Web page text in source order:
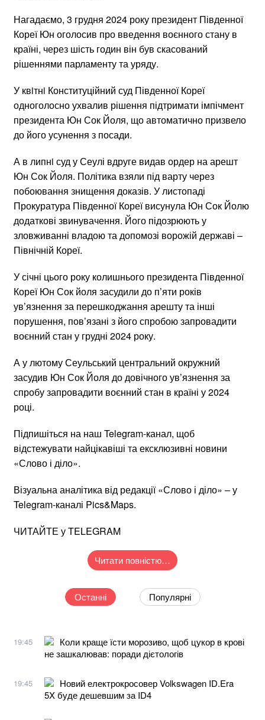
Нагадаємо, 3 грудня 2024 року президент Південної
Кореї Юн оголосив про введення воєнного стану в
країні, через шість годин він був скасований
рішеннями парламенту та уряду.
У квiтнi Конституційний суд Південної Кореї
одноголосно ухвалив рішення підтримати імпічмент
президента Юн Сок Йоля, що автоматично призвело
до його усунення з посади.
А в липнi суд у Сеулі вдруге видав ордер на арешт
Юн Сок Йоля. Політика взяли під варту через
побоювання знищення доказів. У листопаді
Прокуратура Південної Кореї висунула Юн Сок Йолю
додаткові звинувачення. Його підозрюють у
зловживанні владою та допомозі ворожій державі –
Північній Кореї.
У січні цього року колишнього президента Південної
Кореї Юн Сок йоля засудили до п’яти років
ув’язнення за перешкоджання арешту та інші
порушення, пов’язані з його спробою запровадити
воєнний стан у грудні 2024 року.
А у лютому Сеульський центральний окружний
засудив Юн Сок Йоля до довічного ув’язнення за
спробу запровадити воєнний стан в країні у 2024
році.
Підпишіться на наш Telegram-канал, щоб
відстежувати найцікавіші та ексклюзивні новини
«Слово і діло».
Візуальна аналітика від редакції «Слово і діло» – у
Telegram-каналі Pics&Maps.
ЧИТАЙТЕ у TELEGRAM
Читати повністю…
Останні Популярні
19:45
Коли краще їсти морозиво, щоб цукор в крові
не зашкалював: поради дієтологів
19:45
Новий електрокросовер Volkswagen ID.Era
5X буде дешевшим за ID4